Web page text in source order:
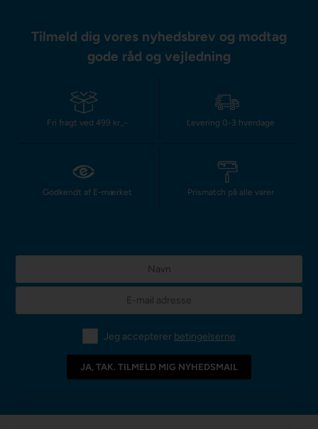
Tilmeld dig vores nyhedsbrev og modtag
gode råd og vejledning
Fri fragt ved 499 kr.,- Levering 0-3 hverdage
Godkendt af E-mærket Prismatch på alle varer
Jeg accepterer betingelserne